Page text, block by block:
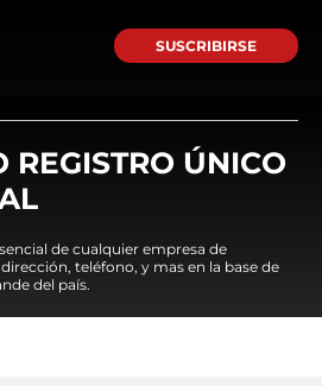
SUSCRIBIRSE
REGISTRO ÚNICO
de cualquier empresa de
teléfono, y mas en la base de
del país.